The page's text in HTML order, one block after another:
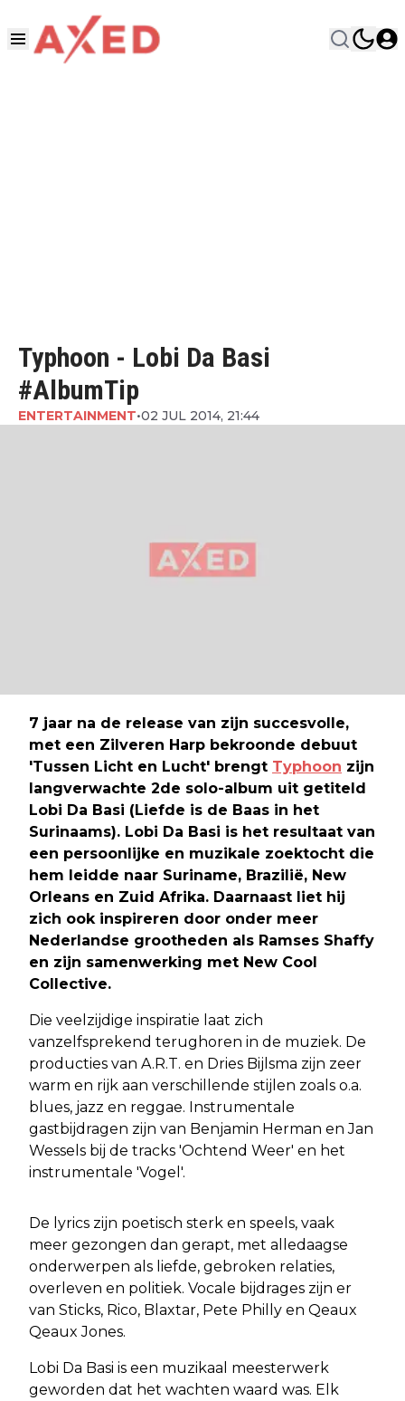
Typhoon - Lobi Da Basi
#AlbumTip
ENTERTAINMENT•02 JUL 2014, 21:44
7 jaar na de release van zijn succesvolle,
met een Zilveren Harp bekroonde debuut
'Tussen Licht en Lucht' brengt Typhoon zijn
langverwachte 2de solo-album uit getiteld
Lobi Da Basi (Liefde is de Baas in het
Surinaams). Lobi Da Basi is het resultaat van
een persoonlijke en muzikale zoektocht die
hem leidde naar Suriname, Brazilië, New
Orleans en Zuid Afrika. Daarnaast liet hij
zich ook inspireren door onder meer
Nederlandse grootheden als Ramses Shaffy
en zijn samenwerking met New Cool
Collective.
Die veelzijdige inspiratie laat zich
vanzelfsprekend terughoren in de muziek. De
producties van A.R.T. en Dries Bijlsma zijn zeer
warm en rijk aan verschillende stijlen zoals o.a.
blues, jazz en reggae. Instrumentale
gastbijdragen zijn van Benjamin Herman en Jan
Wessels bij de tracks 'Ochtend Weer' en het
instrumentale 'Vogel'.
De lyrics zijn poetisch sterk en speels, vaak
meer gezongen dan gerapt, met alledaagse
onderwerpen als liefde, gebroken relaties,
overleven en politiek. Vocale bijdrages zijn er
van Sticks, Rico, Blaxtar, Pete Philly en Qeaux
Qeaux Jones.
Lobi Da Basi is een muzikaal meesterwerk
geworden dat het wachten waard was. Elk